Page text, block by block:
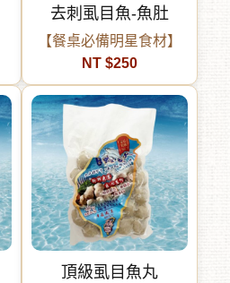
去刺虱目魚-魚肚
【餐桌必備明星食材】
NT $250
頂級虱目魚丸